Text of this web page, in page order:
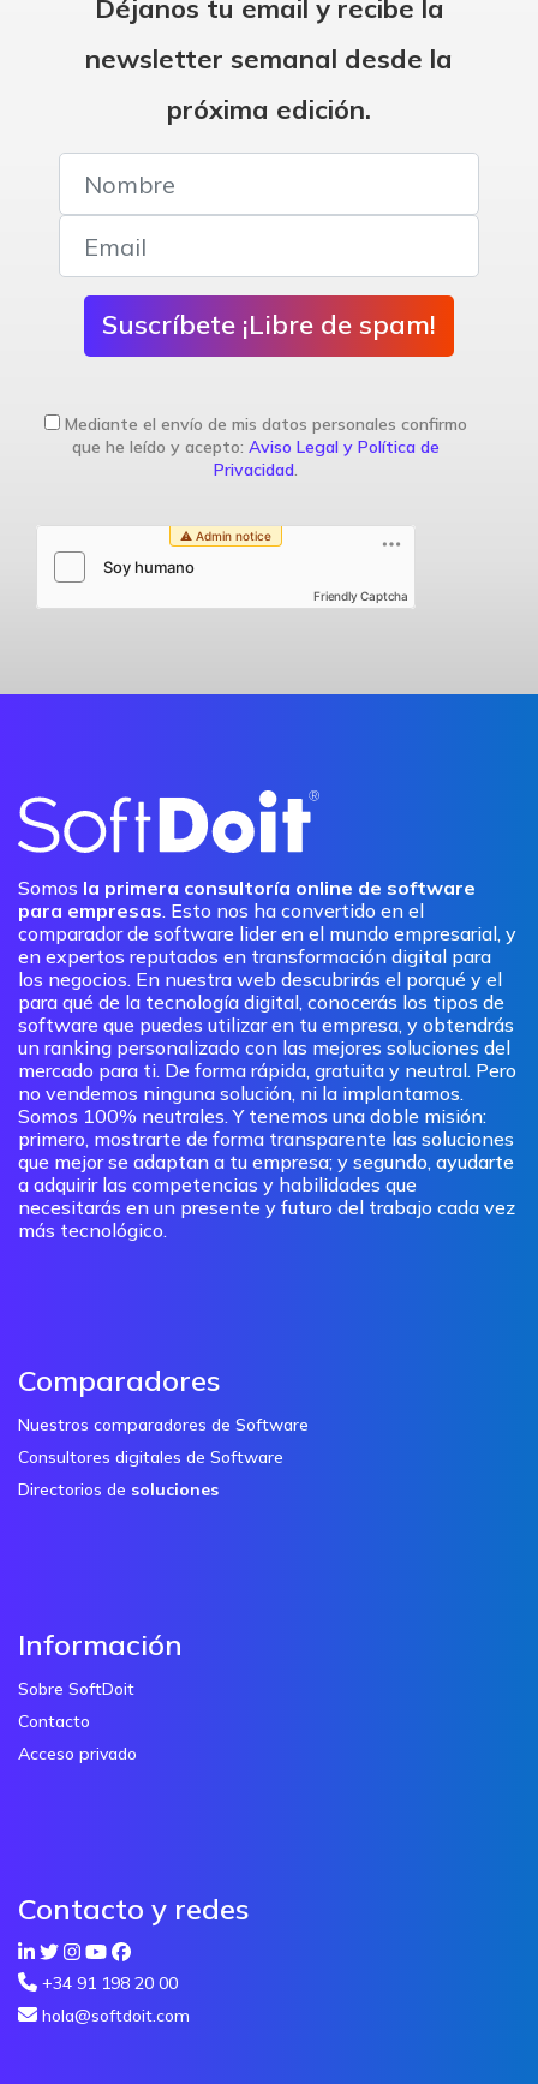
Déjanos tu email y recibe la
newsletter semanal desde la
próxima edición.
Suscríbete ¡Libre de spam!
Mediante el envío de mis datos personales confirmo
que he leído y acepto: Aviso Legal y Política de
Privacidad.
Friendly Captcha
Somos la primera consultoría online de software
para empresas. Esto nos ha convertido en el
comparador de software lider en el mundo empresarial, y
en expertos reputados en transformación digital para
los negocios. En nuestra web descubrirás el porqué y el
para qué de la tecnología digital, conocerás los tipos de
software que puedes utilizar en tu empresa, y obtendrás
un ranking personalizado con las mejores soluciones del
mercado para ti. De forma rápida, gratuita y neutral. Pero
no vendemos ninguna solución, ni la implantamos.
Somos 100% neutrales. Y tenemos una doble misión:
primero, mostrarte de forma transparente las soluciones
que mejor se adaptan a tu empresa; y segundo, ayudarte
a adquirir las competencias y habilidades que
necesitarás en un presente y futuro del trabajo cada vez
más tecnológico.
Comparadores
Nuestros comparadores de Software
Consultores digitales de Software
Directorios de soluciones
Información
Sobre SoftDoit
Contacto
Acceso privado
Contacto y redes
+34 91 198 20 00
hola@softdoit.com